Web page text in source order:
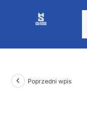
Poprzedni wpis